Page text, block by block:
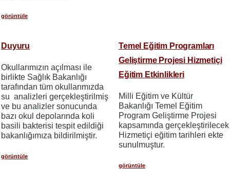
görüntüle
Duyuru
Okullarımızın açılması ile
birlikte Sağlık Bakanlığı
tarafından tüm okullarımızda
su analizleri gerçekleştirilmiş
ve bu analizler sonucunda
bazı okul depolarında koli
basili bakterisi tespit edildiği
bakanlığımıza bildirilmiştir.
görüntüle
Temel Eğitim Programları
Geliştirme Projesi Hizmetiçi
Eğitim Etkinlikleri
Milli Eğitim ve Kültür
Bakanlığı Temel Eğitim
Program Geliştirme Projesi
kapsamında gerçekleştirilecek
Hizmetiçi eğitim tarihleri ekte
sunulmuştur.
görüntüle